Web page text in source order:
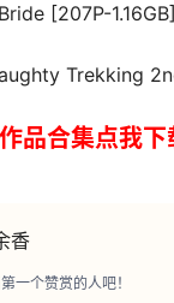
[207P-1.16GB]
Trekking
品合集点我下
香
一个赞赏的人吧！